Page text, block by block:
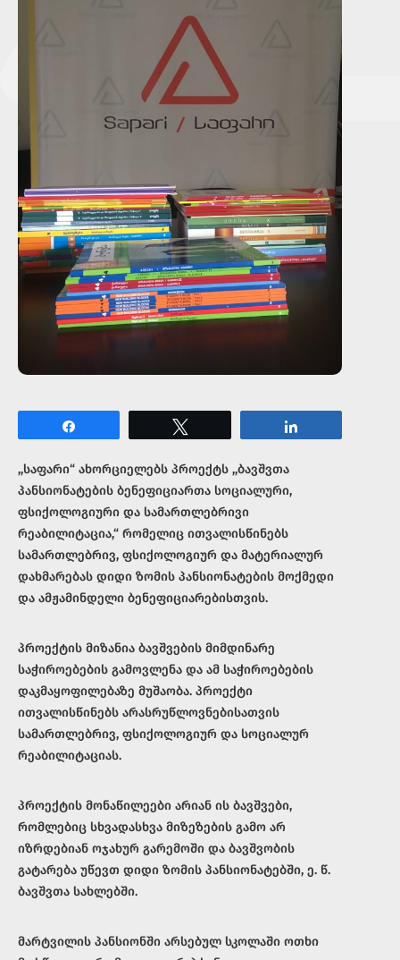
,,საფარი“ ახორციელებს პროექტს ,,ბავშვთა
პანსიონატების ბენეფიციართა სოციალური,
ფსიქოლოგიური და სამართლებრივი
რეაბილიტაცია,“ რომელიც ითვალისწინებს
სამართლებრივ, ფსიქოლოგიურ და მატერიალურ
დახმარებას დიდი ზომის პანსიონატების მოქმედი
და ამჟამინდელი ბენეფიციარებისთვის.
პროექტის მიზანია ბავშვების მიმდინარე
საჭიროებების გამოვლენა და ამ საჭიროებების
დაკმაყოფილებაზე მუშაობა. პროექტი
ითვალისწინებს არასრუწლოვნებისათვის
სამართლებრივ, ფსიქოლოგიურ და სოციალურ
რეაბილიტაციას.
პროექტის მონაწილეები არიან ის ბავშვები,
რომლებიც სხვადასხვა მიზეზების გამო არ
იზრდებიან ოჯახურ გარემოში და ბავშვობის
გატარება უწევთ დიდი ზომის პანსიონატებში, ე. წ.
ბავშვთა სახლებში.
მარტვილის პანსიონში არსებულ სკოლაში ოთხი